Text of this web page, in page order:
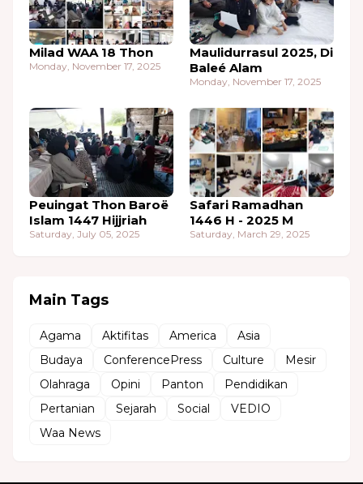
Milad WAA 18 Thon
Monday, November 17, 2025
Maulidurrasul 2025, Di
Baleé Alam
Monday, November 17, 2025
Peuingat Thon Baroë
Islam 1447 Hijjriah
Saturday, July 05, 2025
Safari Ramadhan
1446 H - 2025 M
Saturday, March 29, 2025
Main Tags
Agama Aktifitas America
Asia
Budaya
ConferencePress Culture
Mesir
Olahraga
Opini Panton
Pendidikan
Pertanian
Sejarah Social
VEDIO
Waa News